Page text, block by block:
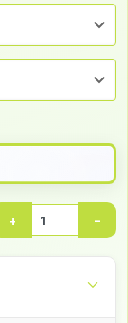
−
+